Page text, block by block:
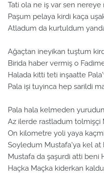
Tati ola ne iş var sen nereye
Paşum pelaya kirdi kaça
Atladum da kurtuldum
Ağaçtan ineyikan tuştum
Birida haber vermiş o
Halada kitti teti inşaatte
Pala işi tuyinca hep sarildi
Pala hala kelmeden
Az ilerde rastladum tolmişçi
On kilometre yoli yaya
Soyledum Mustafa'ya kel at
Mustafa da şaşurdi atti beni
Haçka Maçka kiderkan